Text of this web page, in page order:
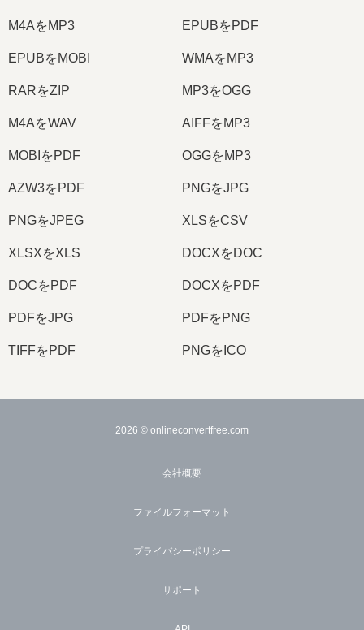
M4AをMP3 EPUBをPDF
EPUBをMOBI WMAをMP3
RARをZIP MP3をOGG
M4AをWAV AIFFをMP3
MOBIをPDF OGGをMP3
AZW3をPDF PNGをJPG
PNGをJPEG XLSをCSV
XLSXをXLS DOCXをDOC
DOCをPDF DOCXをPDF
PDFをJPG PDFをPNG
TIFFをPDF PNGをICO
2026 © onlineconvertfree.com
会社概要
ファイルフォーマット
プライバシーポリシー
サポート